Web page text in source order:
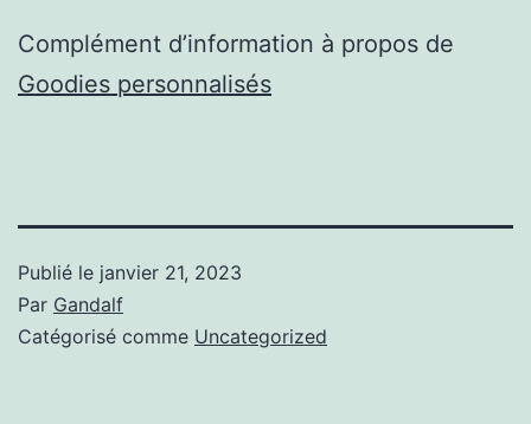
Complément d’information à propos de
Goodies personnalisés
Publié le janvier 21, 2023
Par Gandalf
Catégorisé comme Uncategorized